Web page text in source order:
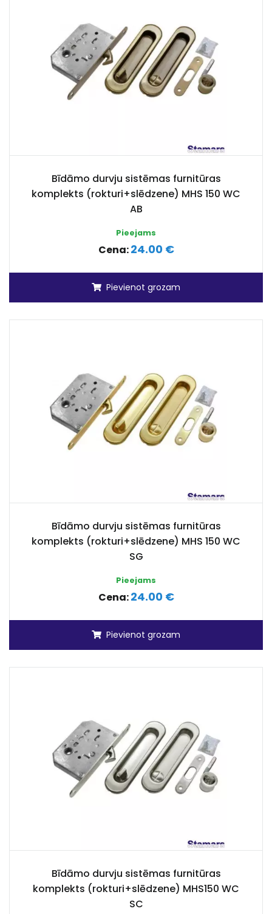
Bīdāmo durvju sistēmas furnitūras
komplekts (rokturi+slēdzene) MHS 150 WC
AB
Pieejams
Cena:24.00 €
Pievienot grozam
Bīdāmo durvju sistēmas furnitūras
komplekts (rokturi+slēdzene) MHS 150 WC
SG
Pieejams
Cena:24.00 €
Pievienot grozam
Bīdāmo durvju sistēmas furnitūras
komplekts (rokturi+slēdzene) MHS150 WC
SC